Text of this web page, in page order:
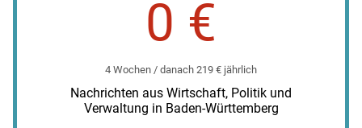
0 €
4 Wochen / danach 219 € jährlich
Nachrichten aus Wirtschaft, Politik und
Verwaltung in Baden-Württemberg